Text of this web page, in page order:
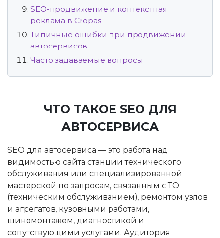
SEO-продвижение и контекстная
реклама в Cropas
Типичные ошибки при продвижении
автосервисов
Часто задаваемые вопросы
ЧТО ТАКОЕ SEO ДЛЯ
АВТОСЕРВИСА
SEO для автосервиса — это работа над
видимостью сайта станции технического
обслуживания или специализированной
мастерской по запросам, связанным с ТО
(техническим обслуживанием), ремонтом узлов
и агрегатов, кузовными работами,
шиномонтажем, диагностикой и
сопутствующими услугами. Аудитория